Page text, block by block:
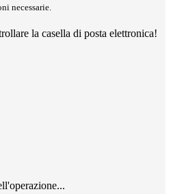
necessarie.
la casella di posta elettronica!